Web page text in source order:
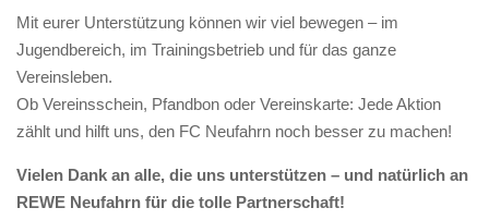
Mit eurer Unterstützung können wir viel bewegen – im
Jugendbereich, im Trainingsbetrieb und für das ganze
Vereinsleben.
Ob Vereinsschein, Pfandbon oder Vereinskarte: Jede Aktion
zählt und hilft uns, den FC Neufahrn noch besser zu machen!
Vielen Dank an alle, die uns unterstützen – und natürlich an
REWE Neufahrn für die tolle Partnerschaft!